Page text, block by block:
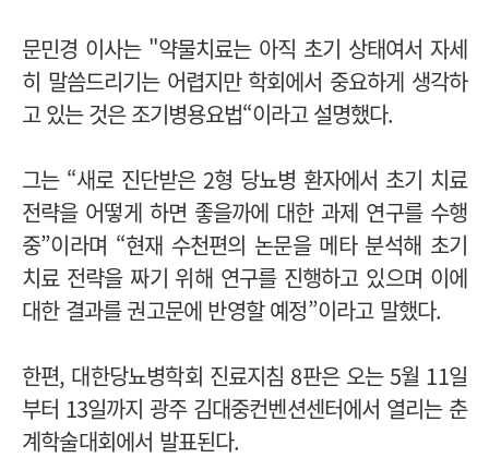
문민경 이사는 "약물치료는 아직 초기 상태여서 자세
히 말씀드리기는 어렵지만 학회에서 중요하게 생각하
고 있는 것은 조기병용요법“이라고 설명했다.
그는 “새로 진단받은 2형 당뇨병 환자에서 초기 치료
전략을 어떻게 하면 좋을까에 대한 과제 연구를 수행
중”이라며 “현재 수천편의 논문을 메타 분석해 초기
치료 전략을 짜기 위해 연구를 진행하고 있으며 이에
대한 결과를 권고문에 반영할 예정”이라고 말했다.
한편, 대한당뇨병학회 진료지침 8판은 오는 5월 11일
부터 13일까지 광주 김대중컨벤션센터에서 열리는 춘
계학술대회에서 발표된다.